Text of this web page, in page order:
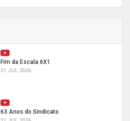
Fim da Escala 6X1
31 JUL 2026
63 Anos do Sindicato